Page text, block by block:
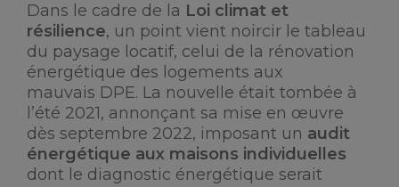
Dans le cadre de la Loi climat et
résilience, un point vient noircir le tableau
du paysage locatif, celui de la rénovation
énergétique des logements aux
mauvais DPE. La nouvelle était tombée à
l’été 2021, annonçant sa mise en œuvre
dès septembre 2022, imposant un audit
énergétique aux maisons individuelles
dont le diagnostic énergétique serait